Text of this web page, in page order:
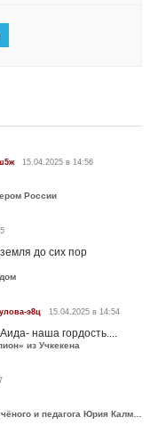
15.04.2025 в 14:56
России
до сих пор
э8ц 15.04.2025 в 14:54
наша гордость....
из Учкекена
В Черкесске чествовали выдающегося юриста, учёного и педагога Юрия Калмыкова